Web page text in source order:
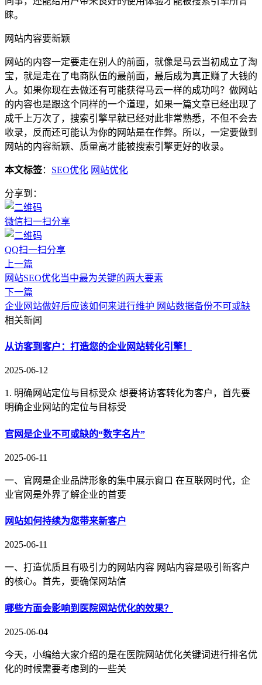
睐。
网站内容要新颖
网站的内容一定要走在别人的前面，就像是马云当初成立了淘
宝，就是走在了电商队伍的最前面，最后成为真正赚了大钱的
人。如果你现在去做还有可能获得马云一样的成功吗？做网站
的内容也是跟这个同样的一个道理，如果一篇文章已经出现了
成千上万次了，搜索引擎早就已经对此非常熟悉，不但不会去
收录，反而还可能认为你的网站是在作弊。所以，一定要做到
网站的内容新颖、质量高才能被搜索引擎更好的收录。
本文标签： SEO优化 网站优化
分享到：
微信扫一扫分享
QQ扫一扫分享
上一篇
网站SEO优化当中最为关键的两大要素
下一篇
企业网站做好后应该如何来进行维护 网站数据备份不可或缺
相关新闻
从访客到客户：打造您的企业网站转化引擎！
2025-06-12
1. 明确网站定位与目标受众 想要将访客转化为客户，首先要
明确企业网站的定位与目标受
官网是企业不可或缺的“数字名片”
2025-06-11
一、官网是企业品牌形象的集中展示窗口 在互联网时代，企
业官网是外界了解企业的首要
网站如何持续为您带来新客户
2025-06-11
一、打造优质且有吸引力的网站内容 网站内容是吸引新客户
的核心。首先，要确保网站信
哪些方面会影响到医院网站优化的效果？
2025-06-04
今天，小编给大家介绍的是在医院网站优化关键词进行排名优
化的时候需要考虑到的一些关